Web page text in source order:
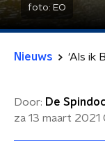
foto: EO
Nieuws 'Als ik
Door: De
za 13 maart 2021